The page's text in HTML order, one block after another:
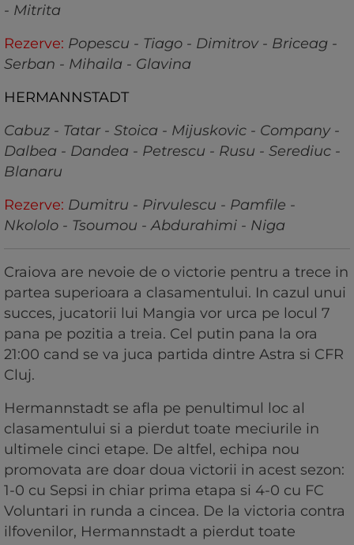
- Mitrita
Rezerve: Popescu - Tiago - Dimitrov - Briceag -
Serban - Mihaila - Glavina
HERMANNSTADT
Cabuz - Tatar - Stoica - Mijuskovic - Company -
Dalbea - Dandea - Petrescu - Rusu - Serediuc -
Blanaru
Rezerve: Dumitru - Pirvulescu - Pamfile -
Nkololo - Tsoumou - Abdurahimi - Niga
Craiova are nevoie de o victorie pentru a trece in
partea superioara a clasamentului. In cazul unui
succes, jucatorii lui Mangia vor urca pe locul 7
pana pe pozitia a treia. Cel putin pana la ora
21:00 cand se va juca partida dintre Astra si CFR
Cluj.
Hermannstadt se afla pe penultimul loc al
clasamentului si a pierdut toate meciurile in
ultimele cinci etape. De altfel, echipa nou
promovata are doar doua victorii in acest sezon:
1-0 cu Sepsi in chiar prima etapa si 4-0 cu FC
Voluntari in runda a cincea. De la victoria contra
ilfovenilor, Hermannstadt a pierdut toate